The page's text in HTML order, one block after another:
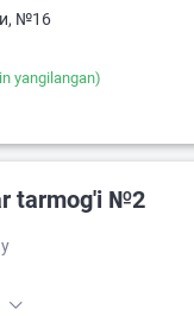
№16
yangilangan)
tarmog'i №2